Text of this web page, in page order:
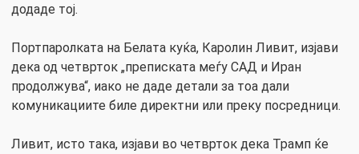
додаде тој.
Портпаролката на Белата куќа, Каролин Ливит, изјави
дека од четврток „преписката меѓу САД и Иран
продолжува“, иако не даде детали за тоа дали
комуникациите биле директни или преку посредници.
Ливит, исто така, изјави во четврток дека Трамп ќе